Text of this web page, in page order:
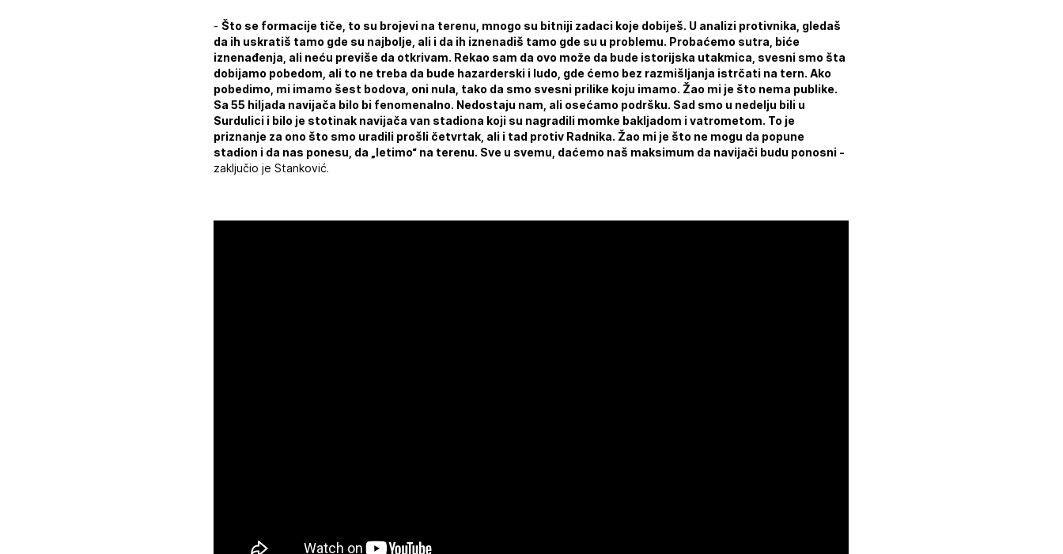
- Što se formacije tiče, to su brojevi na terenu, mnogo su bitniji zadaci koje dobiješ. U analizi protivnika, gledaš
da ih uskratiš tamo gde su najbolje, ali i da ih iznenadiš tamo gde su u problemu. Probaćemo sutra, biće
iznenađenja, ali neću previše da otkrivam. Rekao sam da ovo može da bude istorijska utakmica, svesni smo šta
dobijamo pobedom, ali to ne treba da bude hazarderski i ludo, gde ćemo bez razmišljanja istrčati na tern. Ako
pobedimo, mi imamo šest bodova, oni nula, tako da smo svesni prilike koju imamo. Žao mi je što nema publike.
Sa 55 hiljada navijača bilo bi fenomenalno. Nedostaju nam, ali osećamo podršku. Sad smo u nedelju bili u
Surdulici i bilo je stotinak navijača van stadiona koji su nagradili momke bakljadom i vatrometom. To je
priznanje za ono što smo uradili prošli četvrtak, ali i tad protiv Radnika. Žao mi je što ne mogu da popune
stadion i da nas ponesu, da „letimo“ na terenu. Sve u svemu, daćemo naš maksimum da navijači budu ponosni -
zaključio je Stanković.